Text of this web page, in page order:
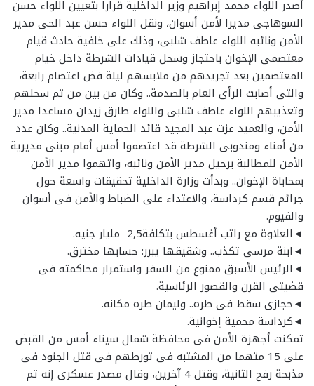
أصدر اللواء محمد إبراهيم وزير الداخلية قرارا بتعيين‮ ‬اللواء حسن
السوهاجى مديرا لأمن أسوان، ونقل اللواء حسن عبد الحى مدير
الأمن ونائبه اللواء عاطف شلبى، وذلك على خلفية حادث قيام
معتصمى الإخوان باحتجاز وسحل قيادات الشرطة داخل خيام
المعتصمين بعد تجريدهم من ملابسهم ليلة فض اعتصام رابعة،
والتى أصابت الرأى العام بالصدمة‮.. ‬وكان من بين من تم سحلهم
وتعذيبهم اللواء عاطف شلبى واللواء طارق زيدان مساعدا مدير
الأمن، والعميد عزت عبد المجيد قائد الحماية المدنية‮.. ‬وكان عدد
من أمناء ومندوبى الشرطة قد‮ ‬اعتصموا أمس أمام مبنى مديرية
الأمن للمطالبة برحيل مدير الأمن ونائبه، واتهموا مدير الأمن
بمحاباة الإخوان‮.. ‬وبدأت وزارة الداخلية تحقيقات واسعة حول
جرائم قسم كرداسة، والاعتداء على الضباط والأمن فى أسوان
والفيوم‮.‬
◄العلاوة مع راتب أغسطس بتكلفة‮ ‬2,5 ‬مليار جنيه.
◄ابنة مرسى تكذب‮.. ‬وشقيقها يبرر‮: ‬حسابها مخترق.
◄الرئيس الأسبق ممنوع من السفر واستمرار محاكمته فى
قضيتى القرن والقصور الرئاسية.
◄حجازى سقط فى طره.. وليمان طره مكانه.
◄كرداسة محمية إخوانية.
تمكنت أجهزة الأمن فى محافظة شمال سيناء أمس من القبض
على 15 متهما من المشتبه فى تورطهم فى قتل الجنود فى
مذبحة رفح الثانية، وقتل 4 آخرين، وقال مصدر عسكرى إنه تم